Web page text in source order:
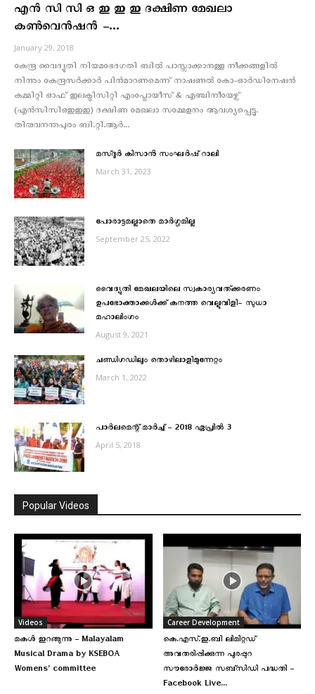
എന്‍ സി സി ഒ ഇ ഇ ഇ ദക്ഷിണ മേഖലാ
കണ്‍വെന്‍ഷന്‍ –...
January 29, 2018
കേന്ദ്ര വൈദ്യുതി നിയമഭേദഗതി ബില്‍ പാസ്സാക്കാനുള്ള നീക്കങ്ങളില്‍
നിന്നും കേന്ദ്രസര്‍ക്കാര്‍ പിന്‍മാറണമെന്ന് നാഷണല്‍ കോ-ഓര്‍ഡിനേഷന്‍
കമ്മിറ്റി ഓഫ് ഇലക്ട്രിസിറ്റി എംപ്ലോയീസ് & എഞ്ചിനീയേഴ്സ്
(എന്‍സിസിഒഇഇഇ) ദക്ഷിണ മേഖലാ സമ്മേളനം ആവശ്യപ്പെട്ടു.
തിരുവനന്തപുരം ബി.റ്റി.ആര്‍...
മസ്‌ദൂര്‍ കിസാന്‍ സംഘര്‍ഷ് റാലി
March 31, 2023
പോരാട്ടമല്ലാതെ മാര്‍ഗ്ഗമില്ല
September 25, 2022
വൈദ്യുതി മേഖലയിലെ സ്വകാര്യവത്ക്കരണം
ഉപഭോക്താക്കൾക്ക് കനത്ത വെല്ലുവിളി- സുധാ
മഹാലിംഗം
August 9, 2021
ചണ്ഡിഗഡിലും തൊഴിലാളിമുന്നേറ്റം
March 1, 2022
പാര്‍ലമെന്റ് മാര്‍ച്ച് – 2018 ഏപ്രില്‍ 3
April 5, 2018
Popular Videos
Videos
മകള്‍ ഇറങ്ങുന്നു – Malayalam
Musical Drama by KSEBOA
Womens’ committee
Career Development
കെ.എസ്.ഇ.ബി ലിമിറ്റഡ്
അവതരിപ്പിക്കുന്ന പുരപ്പുറ
സൗരോർജ്ജ സബ്‌സിഡി പദ്ധതി –
Facebook Live...